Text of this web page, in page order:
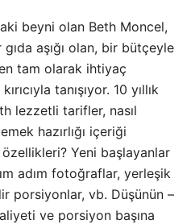
beyni olan Beth Moncel,
aşığı olan, bir bütçeyle
tam olarak ihtiyaç
tanışıyor. 10 yıllık
lezzetli tarifler, nasıl
hazırlığı içeriği
Yeni başlayanlar
adım fotoğraflar, yerleşik
porsiyonlar, vb. Düşünün –
ve porsiyon başına